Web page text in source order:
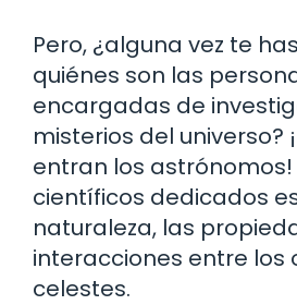
Pero, ¿alguna vez te
quiénes son las
encargadas de
misterios del universo?
entran los astrónomos!
científicos dedicados
naturaleza, las
interacciones entre los
celestes.